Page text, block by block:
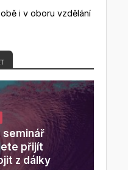
i v oboru vzdělání
seminář
přijít
z dálky